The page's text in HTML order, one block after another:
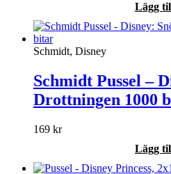
Lägg
Schmidt, Disney
Schmidt Pussel –
Drottningen 1000
169 kr
Lägg